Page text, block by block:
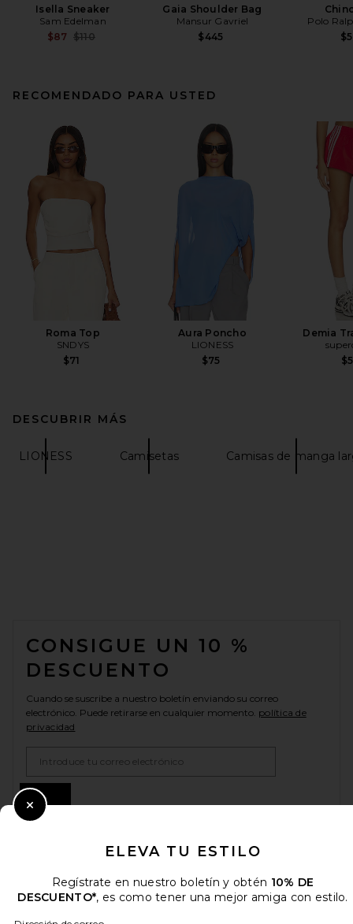
Isella Sneaker
Sam Edelman
$87 Previous price:
$110
Gaia Shoulder Bag
Mansur Gavriel
$445
Polo
RECOMENDADO PARA USTED
Roma Top
SNDYS
$71
Aura Poncho
LIONESS
$75
Demia
DESCUBRIR MÁS
LIONESS Camisetas Camisas de manga
CONSIGUE UN 10 %
DESCUENTO
Cuando se suscribe a nuestro boletín enviando su correo
electrónico. Puede retirarse en cualquier momento. política de
privacidad
ELEVA TU ESTILO
Regístrate en nuestro boletín y obtén 10% DE
DESCUENTO*, es como tener una mejor amiga con estilo.
Close Modal